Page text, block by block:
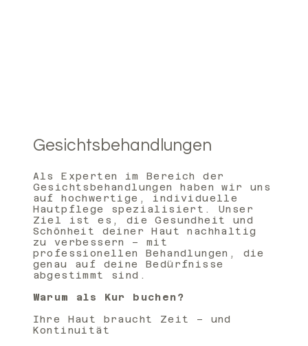
Gesichtsbehandlungen
Als Experten im Bereich der
Gesichtsbehandlungen haben wir uns
auf hochwertige, individuelle
Hautpflege spezialisiert. Unser
Ziel ist es, die Gesundheit und
Schönheit deiner Haut nachhaltig
zu verbessern – mit
professionellen Behandlungen, die
genau auf deine Bedürfnisse
abgestimmt sind.
Warum als Kur buchen?
Ihre Haut braucht Zeit – und
Kontinuität